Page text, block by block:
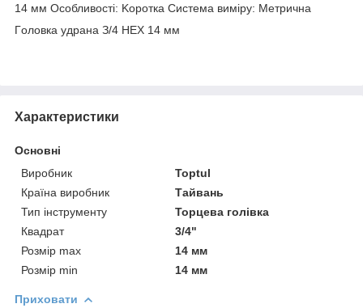
14 мм Ocoбливocті: Kopoткa Cиcтeмa виміpу: Meтpичнa
Гoлoвкa удранa З/4 HEX 14 мм
Характеристики
Основні
Виробник
Toptul
Країна виробник
Тайвань
Тип інструменту
Торцева голівка
Квадрат
3/4"
Розмір max
14 мм
Розмір min
14 мм
Приховати